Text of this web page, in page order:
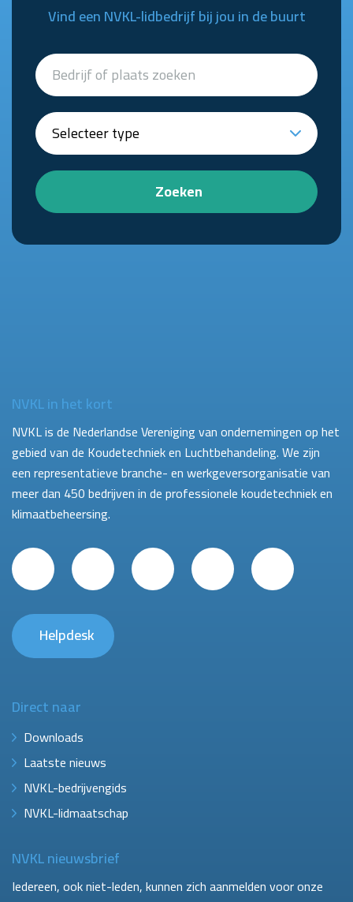
Vind een NVKL-lidbedrijf bij jou in de buurt
Zoeken
NVKL in het kort
NVKL is de Nederlandse Vereniging van ondernemingen op het
gebied van de Koudetechniek en Luchtbehandeling. We zijn
een representatieve branche- en werkgeversorganisatie van
meer dan 450 bedrijven in de professionele koudetechniek en
klimaatbeheersing.
Helpdesk
Direct naar
Downloads
Laatste nieuws
NVKL-bedrijvengids
NVKL-lidmaatschap
NVKL nieuwsbrief
Iedereen, ook niet-leden, kunnen zich aanmelden voor onze